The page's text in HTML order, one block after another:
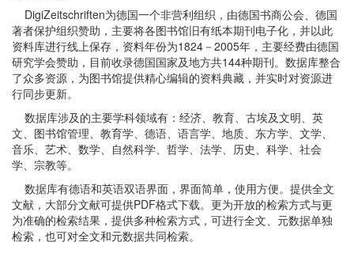
DigiZeitschriften为德国一个非营利组织，由德国书商公会、德国
著者保护组织赞助，主要将各图书馆旧有纸本期刊电子化，并以此
资料库进行线上保存，资料年份为1824－2005年，主要经费由德国
研究学会赞助，目前收录德国国家及地方共144种期刊。数据库整合
了众多资源，为图书馆提供精心编辑的资料典藏，并实时对资源进
行同步更新。
数据库涉及的主要学科领域有：经济、教育、古埃及文明、英
文、图书馆管理、教育学、德语、语言学、地质、东方学、文学、
音乐、艺术、数学、自然科学、哲学、法学、历史、科学、社会
学、宗教等。
数据库有德语和英语双语界面，界面简单，使用方便。提供全文
文献，大部分文献可提供PDF格式下载。更为开放的检索方式与更
为准确的检索结果，提供多种检索方式，可进行全文、元数据单独
检索，也可对全文和元数据共同检索。